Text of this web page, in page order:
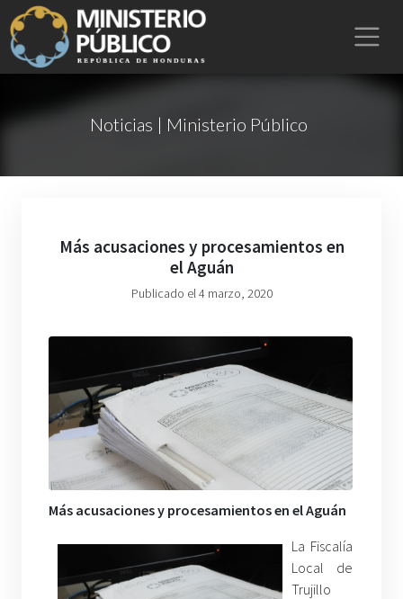
Noticias | Ministerio Público
Más acusaciones y procesamientos en
el Aguán
Publicado el 4 marzo, 2020
Más acusaciones y procesamientos en el Aguán
La Fiscalía
Local de
Trujillo